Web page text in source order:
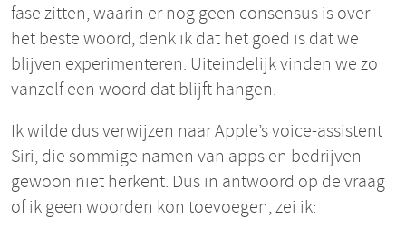
fase zitten, waarin er nog geen consensus is over
het beste woord, denk ik dat het goed is dat we
blijven experimenteren. Uiteindelijk vinden we zo
vanzelf een woord dat blijft hangen.
Ik wilde dus verwijzen naar Apple’s voice-assistent
Siri, die sommige namen van apps en bedrijven
gewoon niet herkent. Dus in antwoord op de vraag
of ik geen woorden kon toevoegen, zei ik: